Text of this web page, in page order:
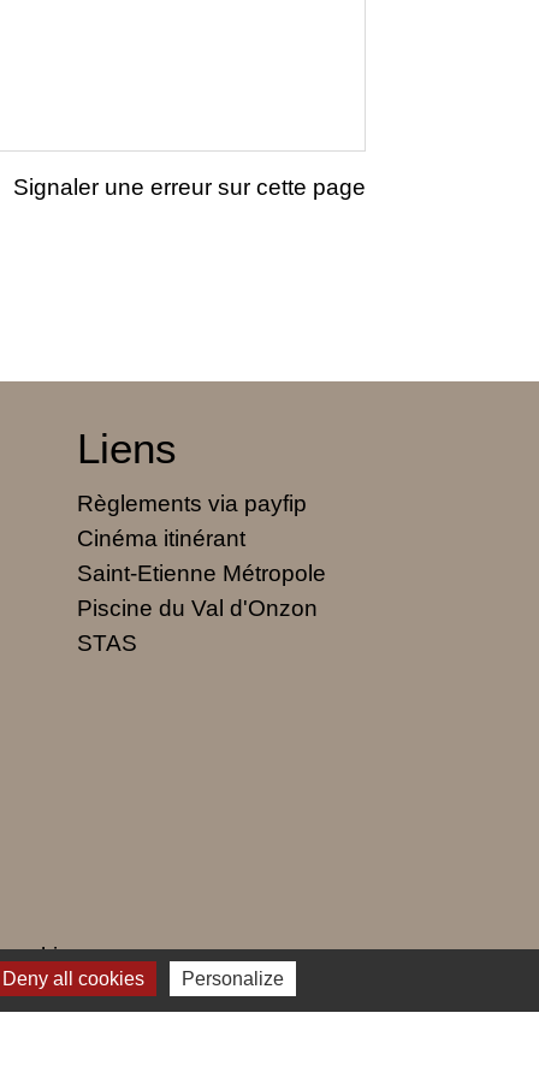
Signaler une erreur sur cette page
Liens
Règlements via payfip
Cinéma itinérant
Saint-Etienne Métropole
Piscine du Val d'Onzon
STAS
Deny all cookies Personalize